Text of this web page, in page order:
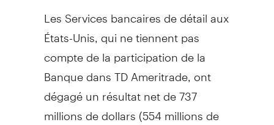
Les Services bancaires de détail aux
États-Unis, qui ne tiennent pas
compte de la participation de la
Banque dans TD Ameritrade, ont
dégagé un résultat net de 737
millions de dollars (554 millions de